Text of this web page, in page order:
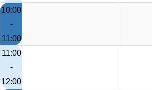
10:00
-
11:00
11:00
-
12:00